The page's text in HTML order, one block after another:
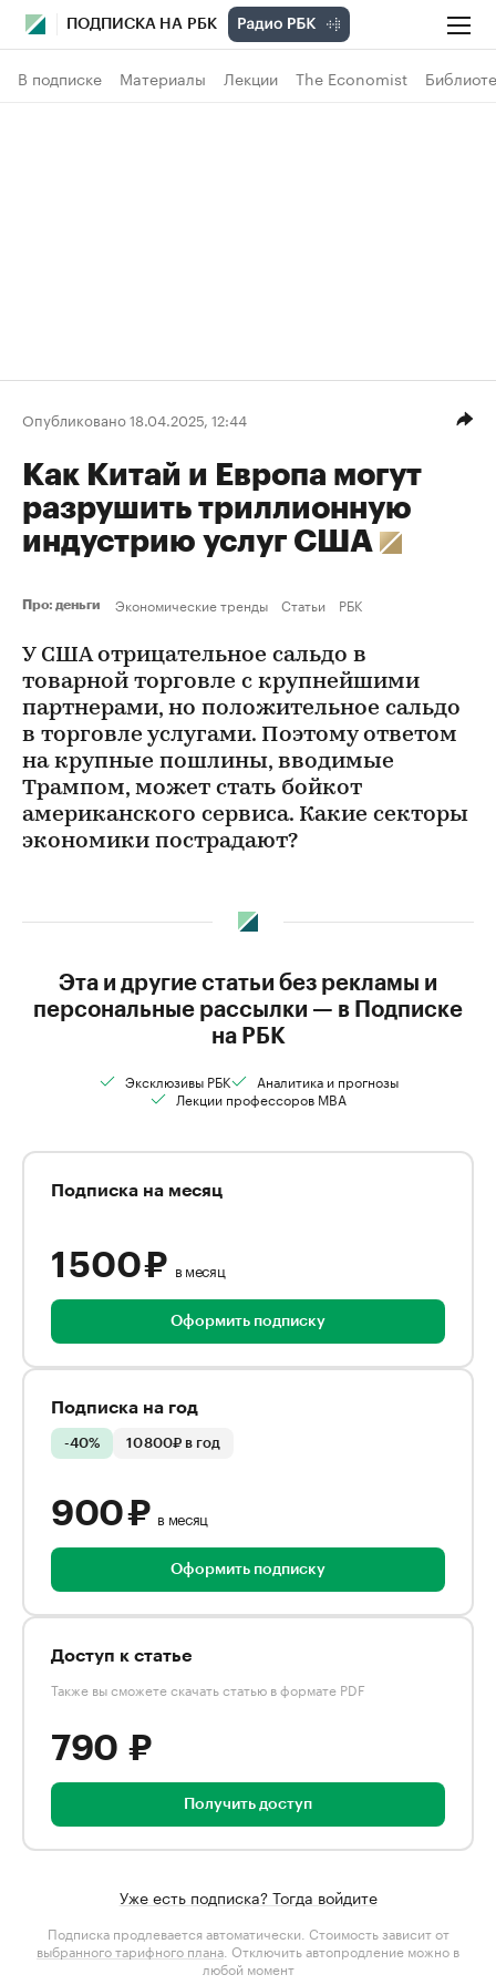
ПОДПИСКА НА РБК
В подписке Материалы Лекции The Economist
Опубликовано 18.04.2025, 12:44
Как Китай и Европа могут
разрушить триллионную
индустрию услуг США
Про: деньги Экономические тренды Статьи РБК
У США отрицательное сальдо в
товарной торговле с крупнейшими
партнерами, но положительное сальдо
в торговле услугами. Поэтому ответом
на крупные пошлины, вводимые
Трампом, может стать бойкот
американского сервиса. Какие секторы
экономики пострадают?
Эта и другие статьи без рекламы и
персональные рассылки — в Подписке
на РБК
Эксклюзивы РБК
Аналитика и прогнозы
Лекции профессоров MBA
Подписка на месяц
1 500 ₽ в месяц
Оформить подписку
Подписка на год
-40% 10 800₽ в год
900 ₽ в месяц
Оформить подписку
Доступ к статье
Также вы сможете скачать статью в формате PDF
790 ₽
Получить доступ
Уже есть подписка? Тогда войдите
Подписка продлевается автоматически. Стоимость зависит от
выбранного тарифного плана . Отключить автопродление можно в
любой момент